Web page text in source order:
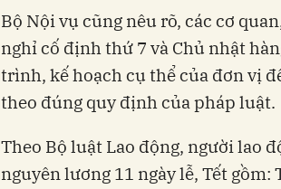
Bộ Nội vụ cũng nêu rõ, các cơ
nghỉ cố định thứ 7 và Chủ nhật
trình, kế hoạch cụ thể của đơn vị
theo đúng quy định của pháp luật.
Theo Bộ luật Lao động, người lao
nguyên lương 11 ngày lễ, Tết